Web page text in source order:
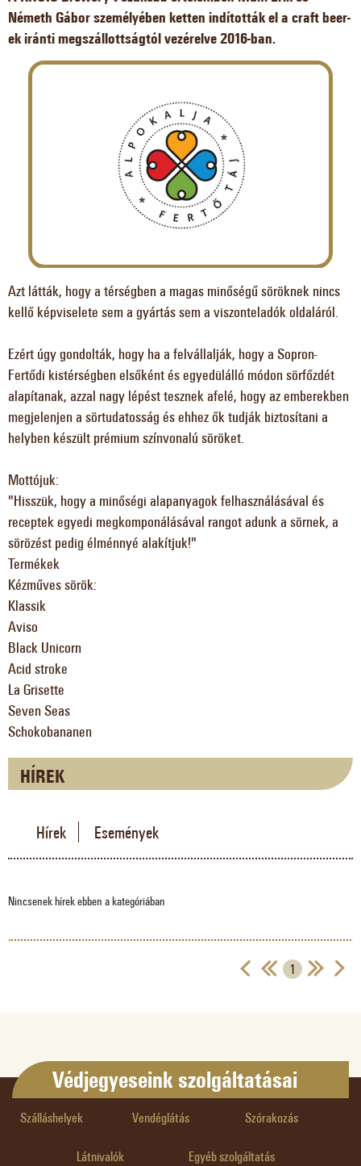
Németh Gábor személyében ketten indították el a craft beer-
ek iránti megszállottságtól vezérelve 2016-ban.
Azt látták, hogy a térségben a magas minőségű söröknek nincs
kellő képviselete sem a gyártás sem a viszonteladók oldaláról.
Ezért úgy gondolták, hogy ha a felvállalják, hogy a Sopron-
Fertődi kistérségben elsőként és egyedülálló módon sörfőzdét
alapítanak, azzal nagy lépést tesznek afelé, hogy az emberekben
megjelenjen a sörtudatosság és ehhez ők tudják biztosítani a
helyben készült prémium színvonalú söröket.
Mottójuk:
"Hisszük, hogy a minőségi alapanyagok felhasználásával és
receptek egyedi megkomponálásával rangot adunk a sörnek, a
sörözést pedig élménnyé alakítjuk!"
Termékek
Kézműves sörök:
Klassik
Aviso
Black Unicorn
Acid stroke
La Grisette
Seven Seas
Schokobananen
HÍREK
Hírek Események
Nincsenek hírek ebben a kategóriában
1
Védjegyeseink szolgáltatásai
Szálláshelyek Vendéglátás Szórakozás
Látnivalók Egyéb szolgáltatás